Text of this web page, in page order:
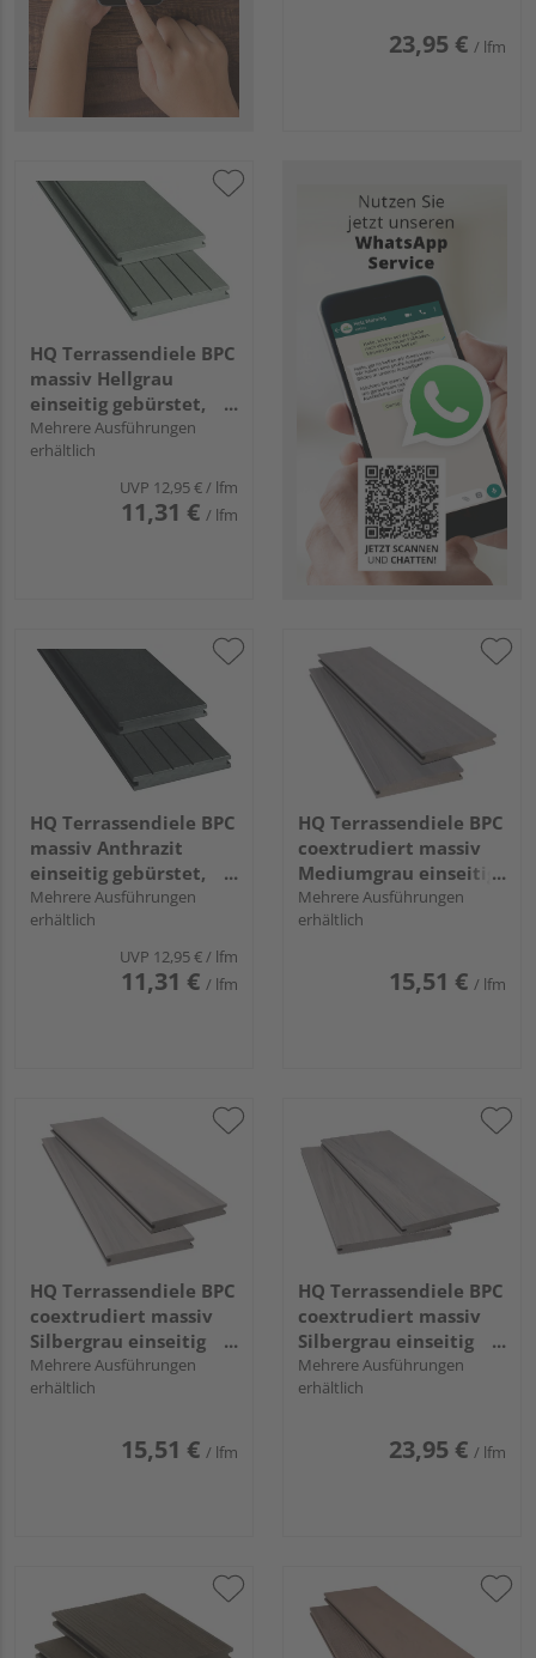
23,95 € / lfm
HQ Terrassendiele BPC
massiv Hellgrau
einseitig gebürstet,
einseitig genutet,
längsseitige Nut, Massi
- 21 x 145 mm
Mehrere Ausführungen
erhältlich
UVP 12,95 €/ lfm
11,31 € / lfm
HQ Terrassendiele BPC
massiv Anthrazit
einseitig gebürstet,
einseitig genutet,
längsseitige Nut, Massi
- 21 x 145 mm
Mehrere Ausführungen
erhältlich
UVP 12,95 €/ lfm
11,31 € / lfm
HQ Terrassendiele BPC
coextrudiert massiv
Mediumgrau einseitig
Holzstruktur, einseitig
individuell
längsseitige Nut,
AreaPico - 20 x 140
Mehrere Ausführungen
erhältlich
15,51 € / lfm
HQ Terrassendiele BPC
coextrudiert massiv
Silbergrau einseitig
Holzstruktur, einseitig
individuell
längsseitige Nut,
AreaPico - 20 x 140
Mehrere Ausführungen
erhältlich
15,51 € / lfm
HQ Terrassendiele BPC
coextrudiert massiv
Silbergrau einseitig
Holzstruktur, einseitig
geriffelt, längsseitige
Mehrere Ausführungen
erhältlich
23,95 € / lfm